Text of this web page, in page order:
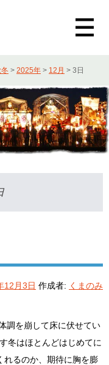
> 2025年 > 12月 > 3日
12月3日 作成者: くまのみ
を崩して床に伏せてい
はほとんどはじめてに
れるのか、期待に胸を膨